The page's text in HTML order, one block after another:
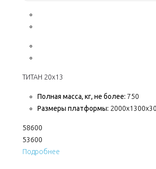
ТИТАН 20х13
Полная масса, кг, не более: 750
Размеры платформы:
58600
53600
Подробнее